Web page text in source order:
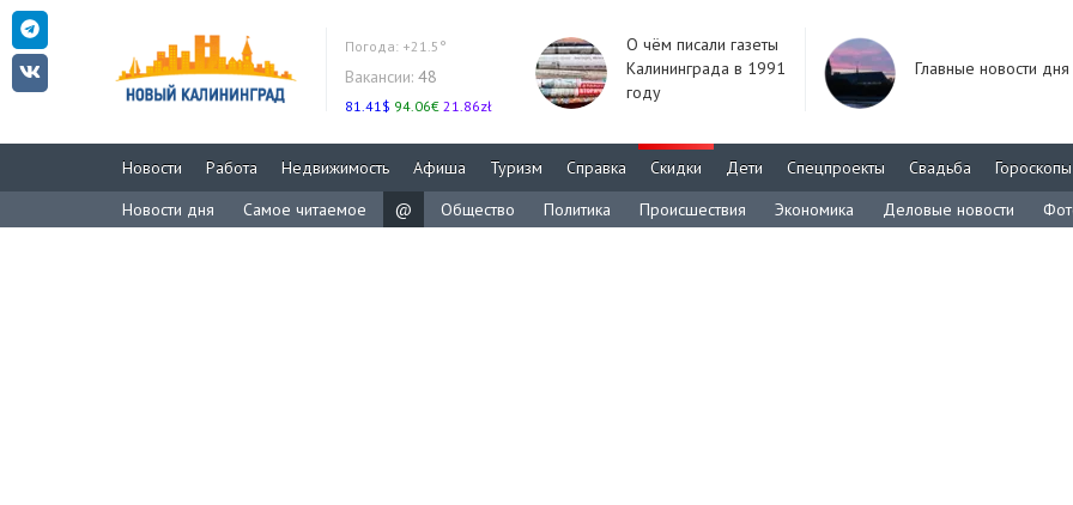
Погода: +21.5°
Вакансии: 48
81.41$ 94.06€ 21.86zł
О чём писали газеты
Калининграда в 1991
году
Главные новости дня
Новости Работа Недвижимость Афиша Туризм Справка Скидки Дети Спецпроекты Свадьба
Гороскопы
Новости дня
Самое читаемое @ Общество Политика Происшествия Экономика Деловые новости